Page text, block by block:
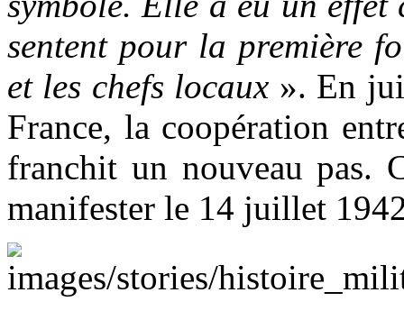
sentent pour la première
et les chefs locaux ». En
France, la coopération
franchit un nouveau pas.
manifester le 14 juillet